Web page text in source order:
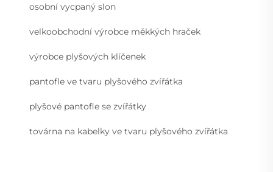
osobní vycpaný slon
velkoobchodní výrobce měkkých hraček
výrobce plyšových klíčenek
pantofle ve tvaru plyšového zvířátka
plyšové pantofle se zvířátky
továrna na kabelky ve tvaru plyšového zvířátka